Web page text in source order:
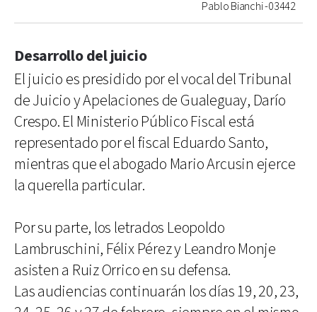
Pablo Bianchi -03442
Desarrollo del juicio
El juicio es presidido por el vocal del Tribunal
de Juicio y Apelaciones de Gualeguay, Darío
Crespo. El Ministerio Público Fiscal está
representado por el fiscal Eduardo Santo,
mientras que el abogado Mario Arcusin ejerce
la querella particular.
Por su parte, los letrados Leopoldo
Lambruschini, Félix Pérez y Leandro Monje
asisten a Ruiz Orrico en su defensa.
Las audiencias continuarán los días 19, 20, 23,